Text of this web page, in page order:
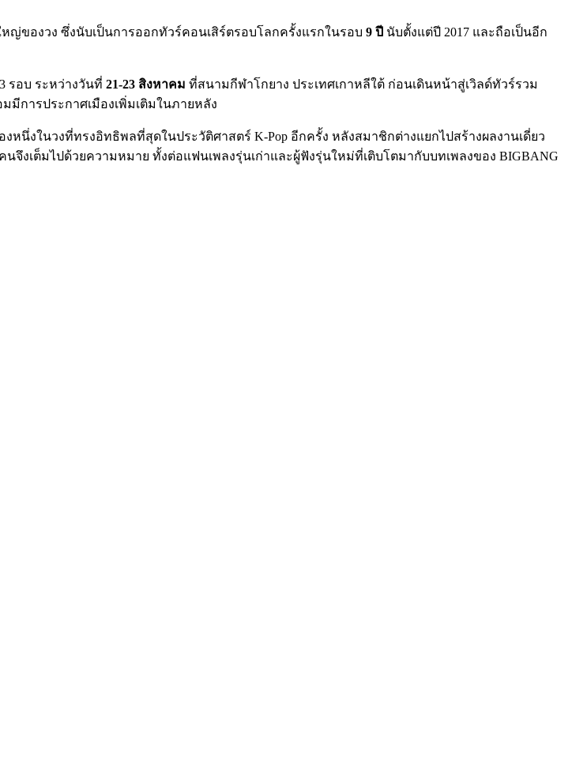
ญ่ของวง ซึ่งนับเป็นการออกทัวร์คอนเสิร์ตรอบโลกครั้งแรกในรอบ 9 ปี นับตั้งแต่ปี 2017 และถือเป็นอีก
รอบ ระหว่างวันที่ 21-23 สิงหาคม ที่สนามกีฬาโกยาง ประเทศเกาหลีใต้ ก่อนเดินหน้าสู่เวิลด์ทัวร์รวม
มมีการประกาศเมืองเพิ่มเติมในภายหลัง
หนึ่งในวงที่ทรงอิทธิพลที่สุดในประวัติศาสตร์ K-Pop อีกครั้ง หลังสมาชิกต่างแยกไปสร้างผลงานเดี่ยว
งเต็มไปด้วยความหมาย ทั้งต่อแฟนเพลงรุ่นเก่าและผู้ฟังรุ่นใหม่ที่เติบโตมากับบทเพลงของ BIGBANG